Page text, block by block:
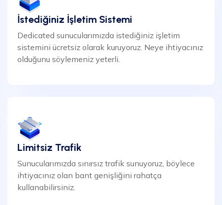
İstediğiniz İşletim Sistemi
Dedicated sunucularımızda istediğiniz işletim
sistemini ücretsiz olarak kuruyoruz. Neye ihtiyacınız
olduğunu söylemeniz yeterli.
Limitsiz Trafik
Sunucularımızda sınırsız trafik sunuyoruz, böylece
ihtiyacınız olan bant genişliğini rahatça
kullanabilirsiniz.